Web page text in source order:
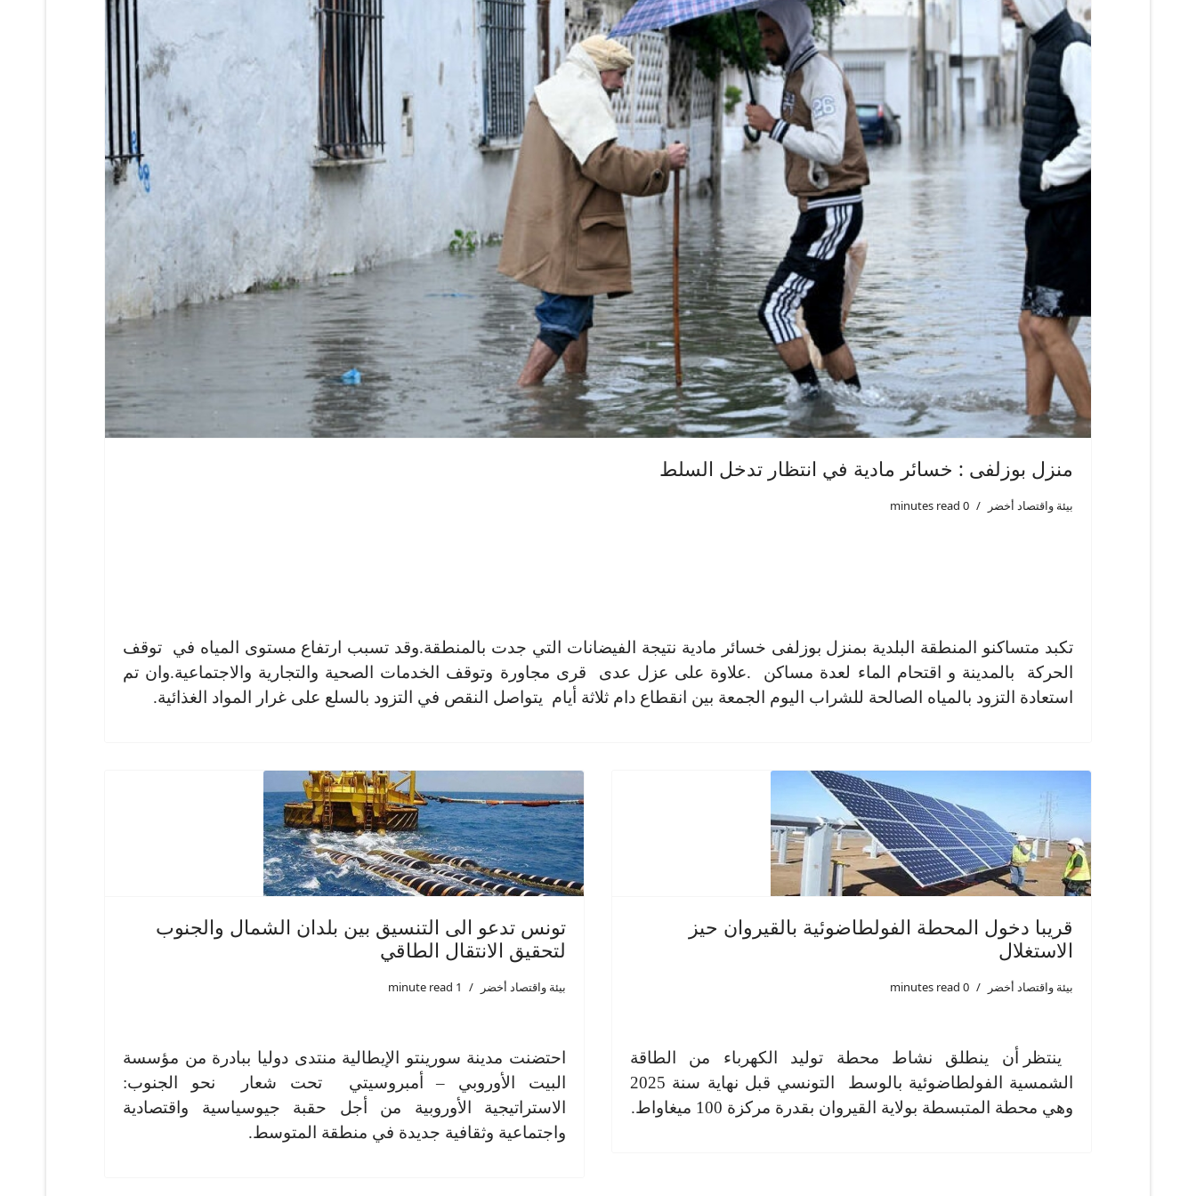
منزل بوزلفى : خسائر مادية في انتظار تدخل السلط
بيئة واقتصاد أخضر 0 minutes read
تكبد متساكنو المنطقة البلدية بمنزل بوزلفى خسائر مادية نتيجة الفيضانات التي جدت بالمنطقة.وقد تسبب ارتفاع مستوى المياه في توقف
الحركة بالمدينة و اقتحام الماء لعدة مساكن .علاوة على عزل عدى قرى مجاورة وتوقف الخدمات الصحية والتجارية والاجتماعية.وان تم
استعادة التزود بالمياه الصالحة للشراب اليوم الجمعة بين انقطاع دام ثلاثة أيام يتواصل النقص في التزود بالسلع على غرار المواد الغذائية.
قريبا دخول المحطة الفولطاضوئية بالقيروان حيز
الاستغلال
بيئة واقتصاد أخضر 0 minutes read
ينتظر أن ينطلق نشاط محطة توليد الكهرباء من الطاقة
الشمسية الفولطاضوئية بالوسط التونسي قبل نهاية سنة 2025
وهي محطة المتبسطة بولاية القيروان بقدرة مركزة 100 ميغاواط.
تونس تدعو الى التنسيق بين بلدان الشمال والجنوب
لتحقيق الانتقال الطاقي
بيئة واقتصاد أخضر 1 minute read
احتضنت مدينة سورينتو الإيطالية منتدى دوليا ببادرة من مؤسسة
البيت الأوروبي – أمبروسيتي تحت شعار نحو الجنوب:
الاستراتيجية الأوروبية من أجل حقبة جيوسياسية واقتصادية
واجتماعية وثقافية جديدة في منطقة المتوسط.